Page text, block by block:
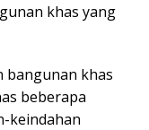
khas yang
bangunan khas
beberapa
keindahan